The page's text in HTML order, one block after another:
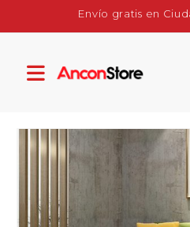
Envío gratis en